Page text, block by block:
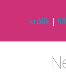
králík |